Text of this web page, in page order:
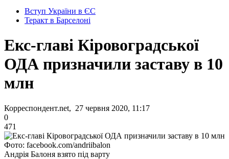
Вступ України в ЄС
Теракт в Барселоні
Екс-главі Кіровоградської
ОДА призначили заставу в 10
млн
Корреспондент.net, 27 червня 2020, 11:17
0
471
Фото: facebook.com/andriibalon
Андрія Балоня взято під варту